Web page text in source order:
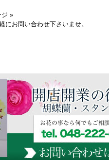
ジ »
お問い合わせ下さいませ。